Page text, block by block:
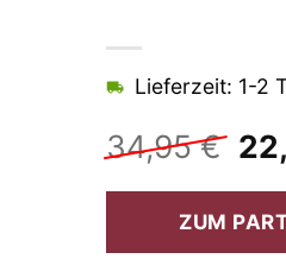
34,95€
Lieferzeit: 1-2
ZUM